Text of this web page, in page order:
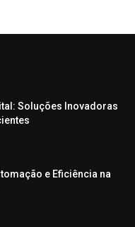
Soluções Inovadoras
e Eficiência na